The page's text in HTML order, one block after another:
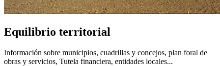
Equilibrio territorial
Información sobre municipios, cuadrillas y concejos, plan foral de
obras y servicios, Tutela financiera, entidades locales...